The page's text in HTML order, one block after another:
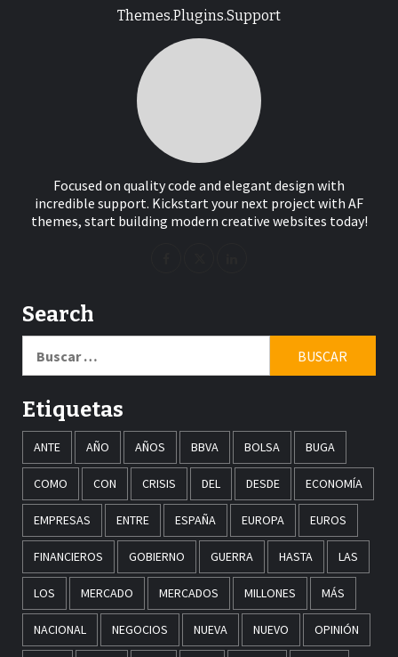
Themes.Plugins.Support
Focused on quality code and elegant design with
incredible support. Kickstart your next project with AF
themes, start building modern creative websites today!
Search
Etiquetas
ANTE AÑO AÑOS BBVA BOLSA BUGA
COMO CON CRISIS DEL DESDE ECONOMÍA
EMPRESAS ENTRE ESPAÑA EUROPA EUROS
FINANCIEROS GOBIERNO GUERRA HASTA LAS
LOS MERCADO MERCADOS MILLONES MÁS
NACIONAL NEGOCIOS NUEVA NUEVO OPINIÓN